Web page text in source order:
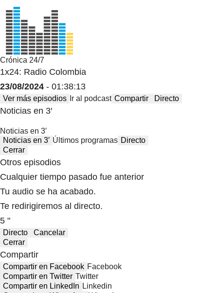
Crónica 24/7
1x24: Radio Colombia
23/08/2024 - 01:38:13
Ver más episodios Ir al podcast Compartir Directo
Noticias en 3′
Noticias en 3′
Noticias en 3′ Últimos programas Directo
Cerrar
Otros episodios
Cualquier tiempo pasado fue anterior
Tu audio se ha acabado.
Te redirigiremos al directo.
5 "
Directo
Cancelar
Cerrar
Compartir
Compartir en Facebook Facebook
Compartir en Twitter Twitter
Compartir en LinkedIn Linkedin